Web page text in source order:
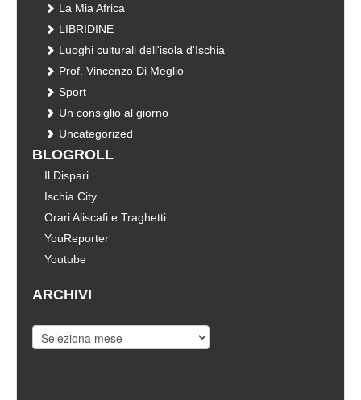
La Mia Africa
LIBRIDINE
Luoghi culturali dell'isola d'Ischia
Prof. Vincenzo Di Meglio
Sport
Un consiglio al giorno
Uncategorized
BLOGROLL
Il Dispari
Ischia City
Orari Aliscafi e Traghetti
YouReporter
Youtube
ARCHIVI